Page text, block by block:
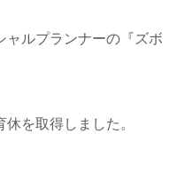
ャルプランナーの『ズボ
を取得しました。